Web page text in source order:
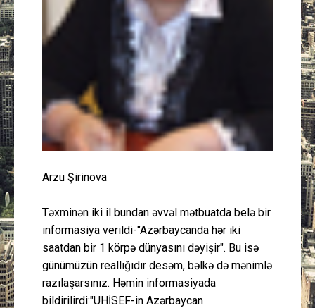
İdman
Cəmiyyət
Arzu Şirinova
Təxminən iki il bundan əvvəl mətbuatda belə bir
informasiya verildi-"Azərbaycanda hər iki
saatdan bir 1 körpə dünyasını dəyişir". Bu isə
günümüzün reallığıdır desəm, bəlkə də mənimlə
razılaşarsınız. Həmin informasiyada
bildirilirdi:"UHİSEF-in Azərbaycan